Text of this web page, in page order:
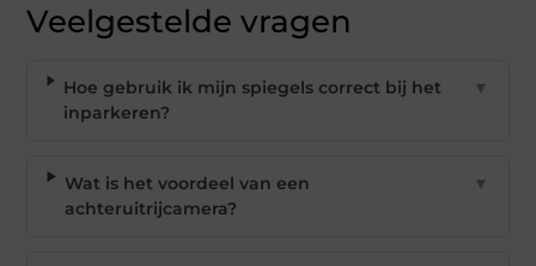
Veelgestelde vragen
Hoe gebruik ik mijn spiegels correct bij het
inparkeren?
▼
Wat is het voordeel van een
achteruitrijcamera?
▼